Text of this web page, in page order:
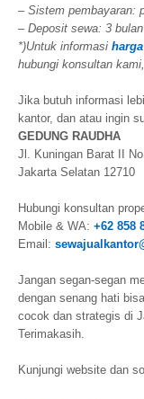
– Sistem pembayaran:
– Deposit sewa: 3
*)Untuk informasi
hubungi konsultan
Jika butuh informasi
kantor, dan atau ingin
GEDUNG RAUDHA
Jl. Kuningan Barat II
Jakarta Selatan 12710
Hubungi konsultan
Mobile & WA: +62 858
Email:
Jangan segan-segan
dengan senang hati
cocok dan strategis di
Terimakasih.
Kunjungi website dan